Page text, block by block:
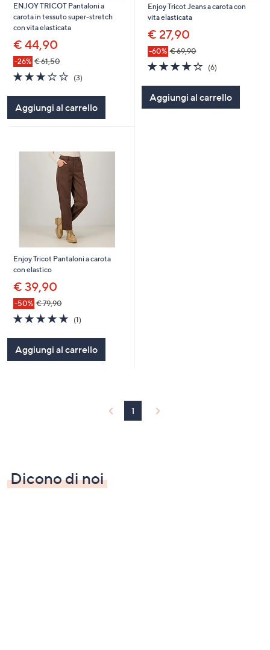
ENJOY TRICOT Pantaloni a
carota in tessuto super-stretch
con vita elasticata
€ 44,90
-26% € 61,50
2.7
of
5
Stars
(3)
Aggiungi al carrello
Enjoy Tricot Jeans a carota con
vita elasticata
€ 27,90
-60% € 69,90
3.8
of
5
Stars
(6)
Aggiungi al carrello
Enjoy Tricot Pantaloni a carota
con elastico
€ 39,90
-50% € 79,90
5.0
of
5
Stars
(1)
Aggiungi al carrello
1
Dicono di noi